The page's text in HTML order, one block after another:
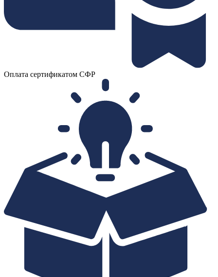
Оплата сертификатом СФР